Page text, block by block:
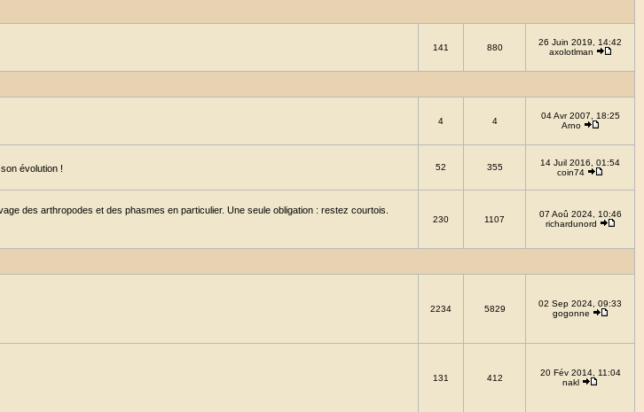
141 880
26 Juin 2019, 14:42
axolotlman
4 4
04 Avr 2007, 18:25
Arno
évolution ! 52 355
14 Juil 2016, 01:54
coin74
des arthropodes et des phasmes en particulier. Une seule obligation : restez courtois.
230 1107
07 Aoû 2024, 10:46
richardunord
2234 5829
02 Sep 2024, 09:33
gogonne
131 412
20 Fév 2014, 11:04
nakl